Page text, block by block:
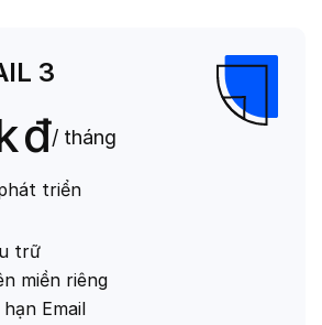
3
đ/ tháng
triển
trữ
miền riêng
Email